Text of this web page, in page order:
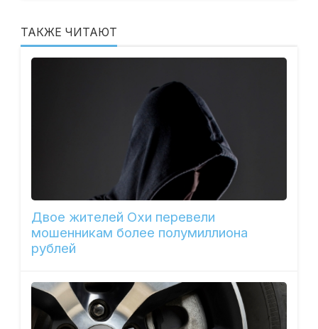
ТАКЖЕ ЧИТАЮТ
Двое жителей Охи перевели
мошенникам более полумиллиона
рублей